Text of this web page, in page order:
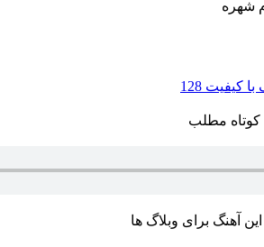
شهره
کیفیت 128
کوتاه مطلب
آهنگ برای وبلاگ ها